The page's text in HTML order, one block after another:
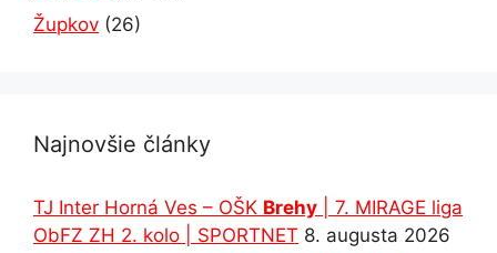
Župkov (26)
Najnovšie články
TJ Inter Horná Ves – OŠK Brehy | 7. MIRAGE liga
ObFZ ZH 2. kolo | SPORTNET 8. augusta 2026